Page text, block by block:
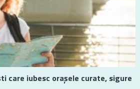
care iubesc orașele curate, sigure